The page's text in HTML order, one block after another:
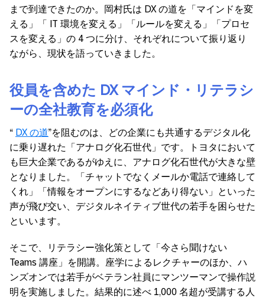
まで到達できたのか。岡村氏は DX の道を「マインドを変
える」「 IT 環境を変える」「ルールを変える」「プロセ
スを変える」の 4 つに分け、それぞれについて振り返り
ながら、現状を語っていきました。
役員を含めた DX マインド・リテラシ
ーの全社教育を必須化
“ DX の道”を阻むのは、どの企業にも共通するデジタル化
に乗り遅れた「アナログ化石世代」です。トヨタにおいて
も巨大企業であるがゆえに、アナログ化石世代が大きな壁
となりました。「チャットでなくメールか電話で連絡して
くれ」「情報をオープンにするなどあり得ない」といった
声が飛び交い、デジタルネイティブ世代の若手を困らせた
といいます。
そこで、リテラシー強化策として「今さら聞けない
Teams 講座」を開講。座学によるレクチャーのほか、ハ
ンズオンでは若手がベテラン社員にマンツーマンで操作説
明を実施しました。結果的に述べ 1,000 名超が受講する人